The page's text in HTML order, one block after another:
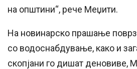
на општини“, рече Меџити.
На новинарско прашање
со водоснабдување, како и
скопјани го дишат деновиве,